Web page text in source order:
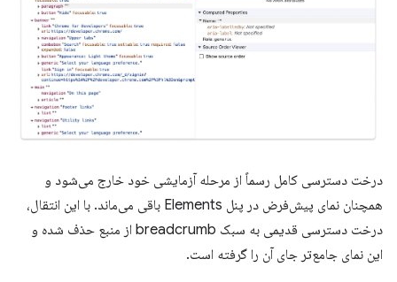
درخت دسترسی کامل رسماً از مرحله آزمایشی خود خارج می‌شود و
همچنان نمای پیش‌فرض در پنل Elements باقی می‌ماند. با این انتقال،
درخت دسترسی قدیمی به سبک breadcrumb از منبع حذف شده و
این نمای جامع‌تر جای آن را گرفته است.